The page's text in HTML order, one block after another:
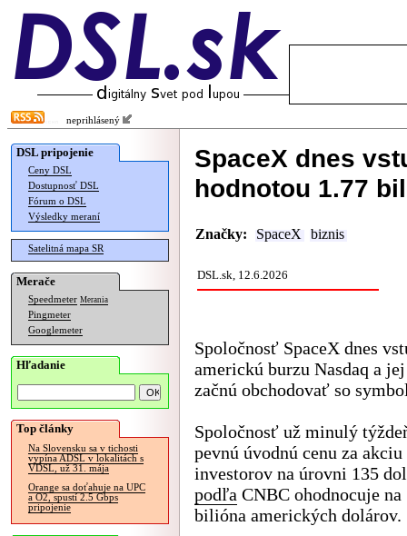
neprihlásený
DSL pripojenie
Ceny DSL
Dostupnosť DSL
Fórum o DSL
Výsledky meraní
Satelitná mapa SR
Merače
Speedmeter Merania
Pingmeter
Googlemeter
Hľadanie
Top články
Na Slovensku sa v tichosti
vypína ADSL v lokalitách s
VDSL, už 31. mája
Orange sa doťahuje na UPC
a O2, spustí 2.5 Gbps
pripojenie
SpaceX dnes
hodnotou 1.77
Značky: SpaceX biznis
DSL.sk, 12.6.2026
Spoločnosť SpaceX dnes
americkú burzu Nasdaq a
začnú obchodovať so
Spoločnosť už minulý
pevnú úvodnú cenu za akciu
investorov na úrovni 135
podľa CNBC ohodnocuje na
bilióna amerických dolárov.